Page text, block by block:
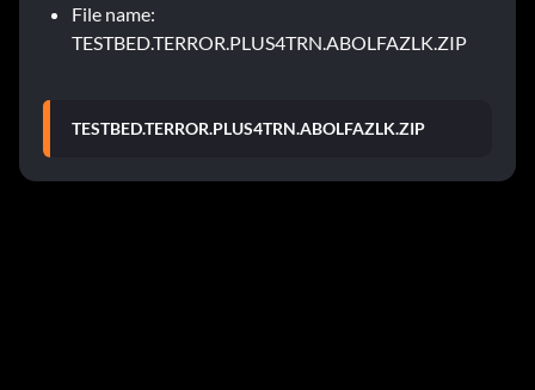
File name:
TESTBED.TERROR.PLUS4TRN.ABOLFAZLK.ZIP
TESTBED.TERROR.PLUS4TRN.ABOLFAZLK.ZIP